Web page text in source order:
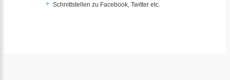
Schnittstellen zu Facebook, Twitter etc.